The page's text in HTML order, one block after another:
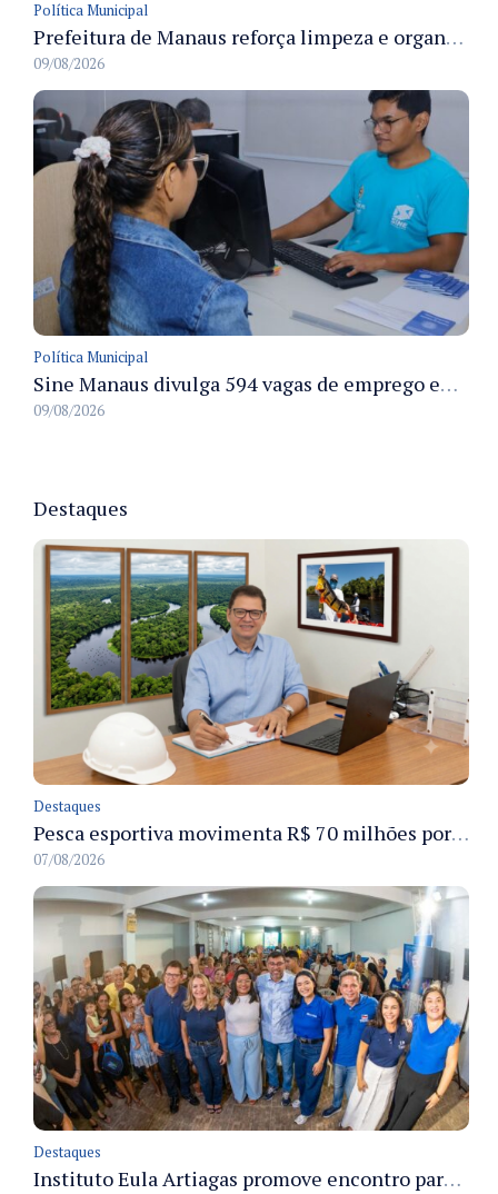
Política Municipal
Prefeitura de Manaus reforça limpeza e organização dos cemiterios municipais para receber famílias no Dia dos Pais
09/08/2026
Política Municipal
Sine Manaus divulga 594 vagas de emprego em Manaus com atendimento presencial nesta segunda-feira
09/08/2026
Destaques
Destaques
Pesca esportiva movimenta R$ 70 milhões por ano e ganha espaço na economia sustentável do Amazonas
07/08/2026
Destaques
Instituto Eula Artiagas promove encontro para discutir melhorias para o bairro Petrópolis